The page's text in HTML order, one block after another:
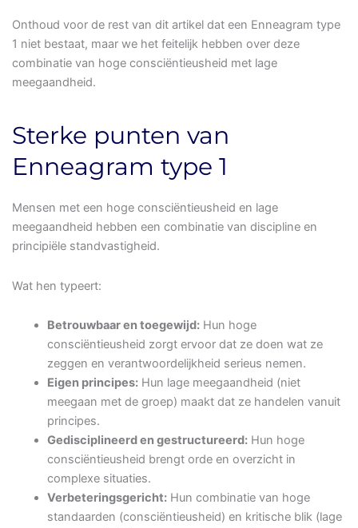
Onthoud voor de rest van dit artikel dat een Enneagram type
1 niet bestaat, maar we het feitelijk hebben over deze
combinatie van hoge consciëntieusheid met lage
meegaandheid.
Sterke punten van
Enneagram type 1
Mensen met een hoge consciëntieusheid en lage
meegaandheid hebben een combinatie van discipline en
principiële standvastigheid.
Wat hen typeert:
Betrouwbaar en toegewijd:Hun hoge
consciëntieusheid zorgt ervoor dat ze doen wat ze
zeggen en verantwoordelijkheid serieus nemen.
Eigen principes:Hun lage meegaandheid (niet
meegaan met de groep) maakt dat ze handelen vanuit
principes.
Gedisciplineerd en gestructureerd:Hun hoge
consciëntieusheid brengt orde en overzicht in
complexe situaties.
Verbeteringsgericht:Hun combinatie van hoge
standaarden (consciëntieusheid) en kritische blik (lage